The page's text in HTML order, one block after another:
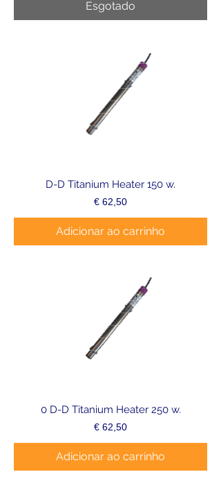
Esgotado
D-D Titanium Heater 150 w.
Preço
€ 62,50
Adicionar ao carrinho
0 D-D Titanium Heater 250 w.
Preço
€ 62,50
Adicionar ao carrinho